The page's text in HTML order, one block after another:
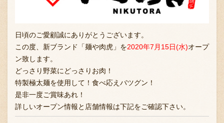
お問い合わせ
ブランド一覧
FC加盟店募集
日頃のご愛顧誠にありがとうございます。
この度、新ブランド「麺や肉虎」を2020年7月15日(水)オープ
ン致します。
どっさり野菜にどっさりお肉！
特製極太麺を使用して！食べ応えバツグン！
是非一度ご賞味あれ！
詳しいオープン情報と店舗情報は下記をご確認下さい。